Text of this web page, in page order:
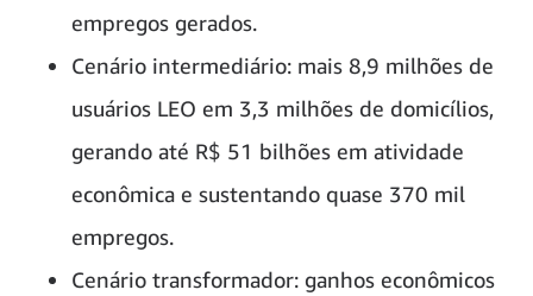
empregos gerados.
Cenário intermediário: mais 8,9 milhões de
usuários LEO em 3,3 milhões de domicílios,
gerando até R$ 51 bilhões em atividade
econômica e sustentando quase 370 mil
empregos.
Cenário transformador: ganhos econômicos